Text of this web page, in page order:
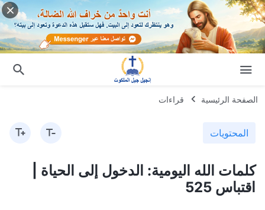
الصفحة الرئيسية قراءات
المحتويات
كلمات الله اليومية: الدخول إلى الحياة |
اقتباس 525